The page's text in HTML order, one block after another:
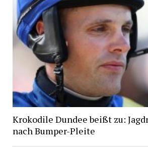
Krokodile Dundee beißt zu:
nach Bumper-Pleite